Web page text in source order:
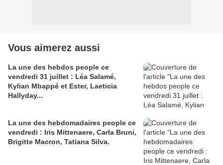
Vous aimerez aussi
La une des hebdos people ce
vendredi 31 juillet : Léa Salamé,
Kylian Mbappé et Ester, Laeticia
Hallyday...
La une des hebdomadaires people ce
vendredi : Iris Mittenaere, Carla Bruni,
Brigitte Macron, Tatiana Silva.